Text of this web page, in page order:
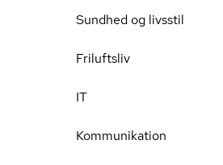
Sundhed og livsstil
Friluftsliv
IT
Kommunikation